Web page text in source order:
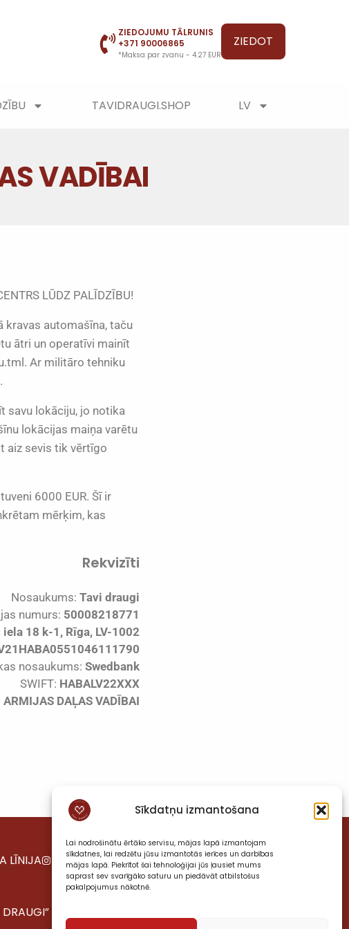
Sīkdatņu izmantošana
Lai nodrošinātu ērtāko servisu, mājas lapā izmantojam
sīkdatnes, lai redzētu jūsu izmantotās ierīces un darbības
mājas lapā. Piekrītot šai tehnoloģijai jūs ļausiet mums
saprast sev svarīgāko saturu un piedāvāt atbilstošus
pakalpojumus nākotnē.
ZIEDOJUMU TĀLRUNIS
+371 90006865
*Maksa par zvanu - 4.27 EUR
ZIEDOT
TAVIDRAUGI.SHOP LV
VADĪBAI
LŪDZ PALĪDZĪBU!
kravas automašīna, taču
ātri un operatīvi mainīt
Ar militāro tehniku
savu lokāciju, jo notika
lokācijas maiņa varētu
aiz sevis tik vērtīgo
6000 EUR. Šī ir
mērķim, kas
Rekvizīti
Nosaukums: Tavi draugi
numurs: 50008218771
iela 18 k-1, Rīga, LV-1002
nosaukums: Swedbank
SWIFT: HABALV22XXX
ARMIJAS DAĻAS VADĪBAI
LĪNIJA
VIESISTABA